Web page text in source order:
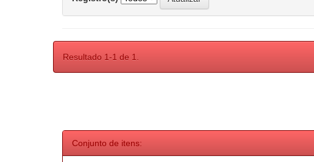
Resultado 1-1 de 1.
Conjunto de itens: